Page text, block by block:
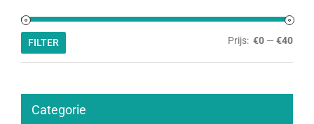
Min.
Max.
FILTER Prijs: €0 — €40
Categorie